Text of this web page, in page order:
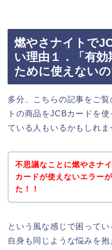
燃やさナイトで
い理由１．「有
ために使えないの
多分、こちらの記事をご
トの商品をJCBカードを
ている人もいるかもしれま
不思議なことに燃やさナ
カードが使えないエラー
た！！
という風な感じで困って
自身も同じような悩みを